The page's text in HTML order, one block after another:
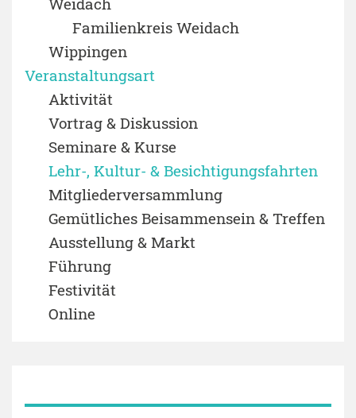
Familienkreis Weidach
Wippingen
Veranstaltungsart
Aktivität
Vortrag & Diskussion
Seminare & Kurse
Lehr-, Kultur- & Besichtigungsfahrten
Mitgliederversammlung
Gemütliches Beisammensein & Treffen
Ausstellung & Markt
Führung
Festivität
Online